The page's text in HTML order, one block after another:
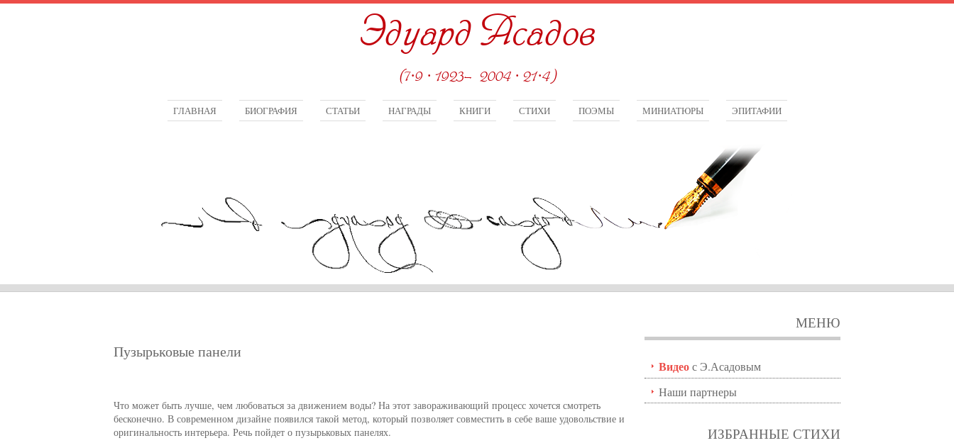
Эдуард Асадов
(7·9 · 1923—2004 · 21·4)
ГЛАВНАЯ БИОГРАФИЯ СТАТЬИ НАГРАДЫ КНИГИ СТИХИ ПОЭМЫ МИНИАТЮРЫ ЭПИТАФИИ
МЕНЮ
Видеос Э.Асадовым
Наши партнеры
ИЗБРАННЫЕ СТИХИ
Пузырьковые панели
Что может быть лучше, чем любоваться за движением воды? На этот завораживающий процесс хочется смотреть
бесконечно. В современном дизайне появился такой метод, который позволяет совместить в себе ваше удовольствие и
оригинальность интерьера. Речь пойдет о пузырьковых панелях.